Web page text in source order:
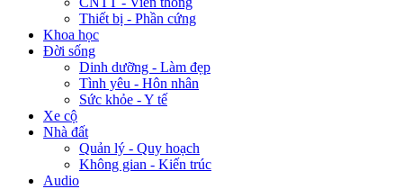
Thiết bị - Phần cứng
Khoa học
Đời sống
Dinh dưỡng - Làm đẹp
Tình yêu - Hôn nhân
Sức khỏe - Y tế
Xe cộ
Nhà đất
Quản lý - Quy hoạch
Không gian - Kiến trúc
Audio